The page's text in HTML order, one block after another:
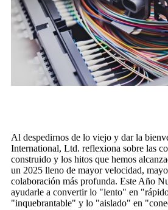
Al despedirnos de lo viejo y dar la
International, Ltd. reflexiona sobre las
construido y los hitos que hemos
un 2025 lleno de mayor velocidad,
colaboración más profunda. Este Año
ayudarle a convertir lo "lento" en
"inquebrantable" y lo "aislado" en